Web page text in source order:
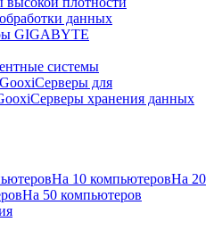
данных
GIGABYTE
системы
Серверы для
Серверы хранения данных
На 10 компьютеровНа 20
На 50 компьютеров